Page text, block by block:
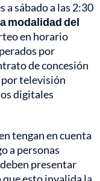
a sábado a las 2:30
modalidad del
en horario
por
de concesión
televisión
digitales
tengan en cuenta
a personas
presentar